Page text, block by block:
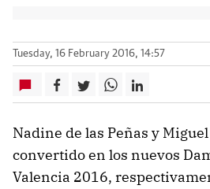
Tuesday, 16 February 2016, 14:57
Nadine de las Peñas y
convertido en los nuevos
Valencia 2016,